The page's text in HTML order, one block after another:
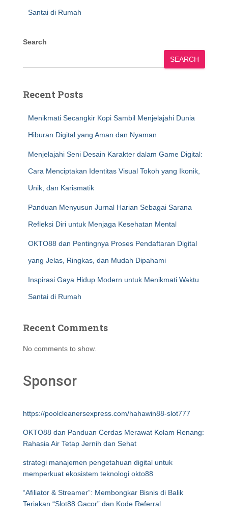
Santai di Rumah
Search
SEARCH
Recent Posts
Menikmati Secangkir Kopi Sambil Menjelajahi Dunia
Hiburan Digital yang Aman dan Nyaman
Menjelajahi Seni Desain Karakter dalam Game Digital:
Cara Menciptakan Identitas Visual Tokoh yang Ikonik,
Unik, dan Karismatik
Panduan Menyusun Jurnal Harian Sebagai Sarana
Refleksi Diri untuk Menjaga Kesehatan Mental
OKTO88 dan Pentingnya Proses Pendaftaran Digital
yang Jelas, Ringkas, dan Mudah Dipahami
Inspirasi Gaya Hidup Modern untuk Menikmati Waktu
Santai di Rumah
Recent Comments
No comments to show.
Sponsor
https://poolcleanersexpress.com/hahawin88-slot777
OKTO88 dan Panduan Cerdas Merawat Kolam Renang:
Rahasia Air Tetap Jernih dan Sehat
strategi manajemen pengetahuan digital untuk
memperkuat ekosistem teknologi okto88
“Afiliator & Streamer”: Membongkar Bisnis di Balik
Teriakan “Slot88 Gacor” dan Kode Referral